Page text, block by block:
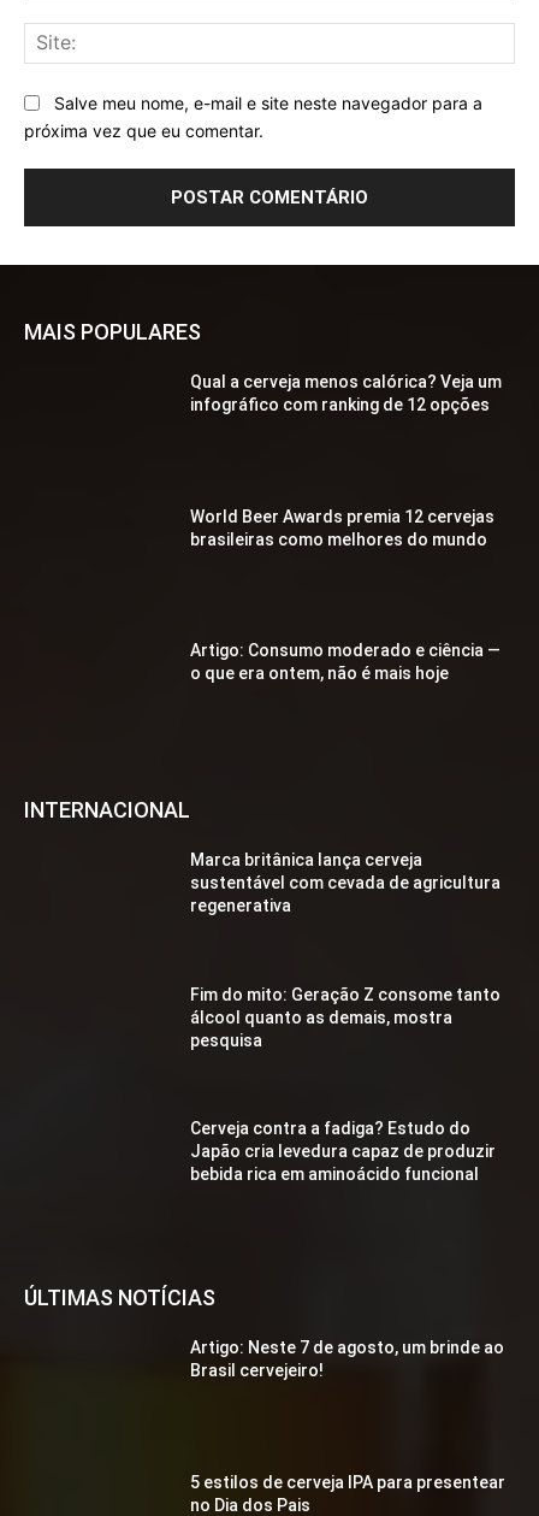
Salve meu nome, e-mail e site neste navegador para a
próxima vez que eu comentar.
MAIS POPULARES
Qual a cerveja menos calórica? Veja um
infográfico com ranking de 12 opções
World Beer Awards premia 12 cervejas
brasileiras como melhores do mundo
Artigo: Consumo moderado e ciência —
o que era ontem, não é mais hoje
INTERNACIONAL
Marca britânica lança cerveja
sustentável com cevada de agricultura
regenerativa
Fim do mito: Geração Z consome tanto
álcool quanto as demais, mostra
pesquisa
Cerveja contra a fadiga? Estudo do
Japão cria levedura capaz de produzir
bebida rica em aminoácido funcional
ÚLTIMAS NOTÍCIAS
Artigo: Neste 7 de agosto, um brinde ao
Brasil cervejeiro!
5 estilos de cerveja IPA para presentear
no Dia dos Pais